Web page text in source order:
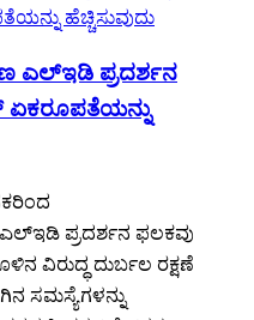
ಎಲ್ಇಡಿ ಪ್ರದರ್ಶನ
ಏಕರೂಪತೆಯನ್ನು
ಪ್ರದರ್ಶನ ಫಲಕವು
ವಿರುದ್ಧ ದುರ್ಬಲ ರಕ್ಷಣೆ
ಸಮಸ್ಯೆಗಳನ್ನು